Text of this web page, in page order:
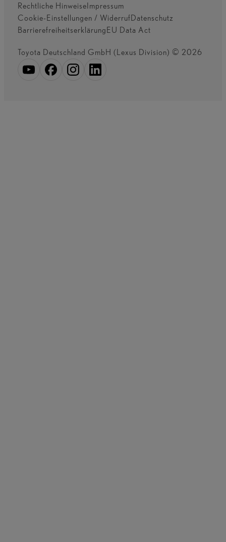
Rechtliche HinweiseImpressum
Cookie-Einstellungen / WiderrufDatenschutz
BarrierefreiheitserklärungEU Data Act
Toyota Deutschland GmbH (Lexus Division) © 2026